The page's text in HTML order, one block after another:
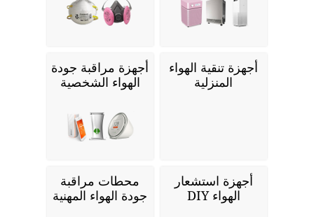
أجهزة تنقية الهواء
المنزلية
أجهزة مراقبة جودة
الهواء الشخصية
أجهزة استشعار
الهواء DIY
محطات مراقبة
جودة الهواء المهنية